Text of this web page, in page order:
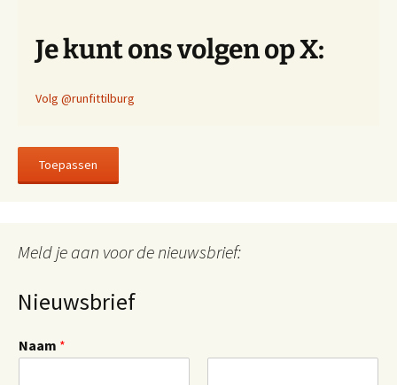
Je kunt ons volgen op X:
Volg @runfittilburg
Toepassen
Meld je aan voor de nieuwsbrief:
Nieuwsbrief
Naam *